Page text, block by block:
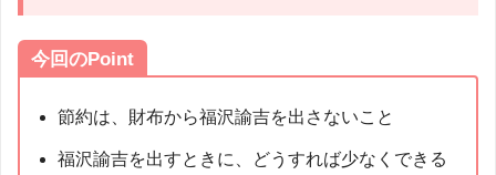
今回のPoint
節約は、財布から福沢諭吉を出さないこと
福沢諭吉を出すときに、どうすれば少なくできる